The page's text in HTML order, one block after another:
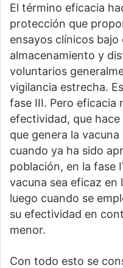
El término eficacia
protección que
ensayos clínicos
almacenamiento y
voluntarios
vigilancia estrecha.
fase III. Pero eficacia
efectividad, que
que genera la
cuando ya ha sido
población, en la fase
vacuna sea eficaz en
luego cuando se
su efectividad en
menor.
Con todo esto se